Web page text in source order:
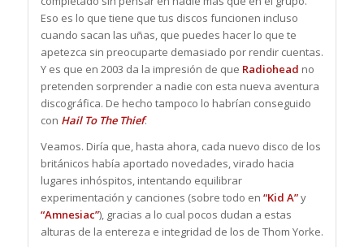
Eso es lo que tiene que tus discos funcionen incluso
cuando sacan las uñas, que puedes hacer lo que te
apetezca sin preocuparte demasiado por rendir cuentas.
Y es que en 2003 da la impresión de que Radiohead no
pretenden sorprender a nadie con esta nueva aventura
discográfica. De hecho tampoco lo habrían conseguido
con Hail To The Thief.
Veamos. Diría que, hasta ahora, cada nuevo disco de los
británicos había aportado novedades, virado hacia
lugares inhóspitos, intentando equilibrar
experimentación y canciones (sobre todo en “Kid A”y
“Amnesiac”), gracias a lo cual pocos dudan a estas
alturas de la entereza e integridad de los de Thom Yorke.